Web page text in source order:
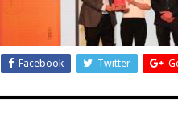
Facebook Twitter